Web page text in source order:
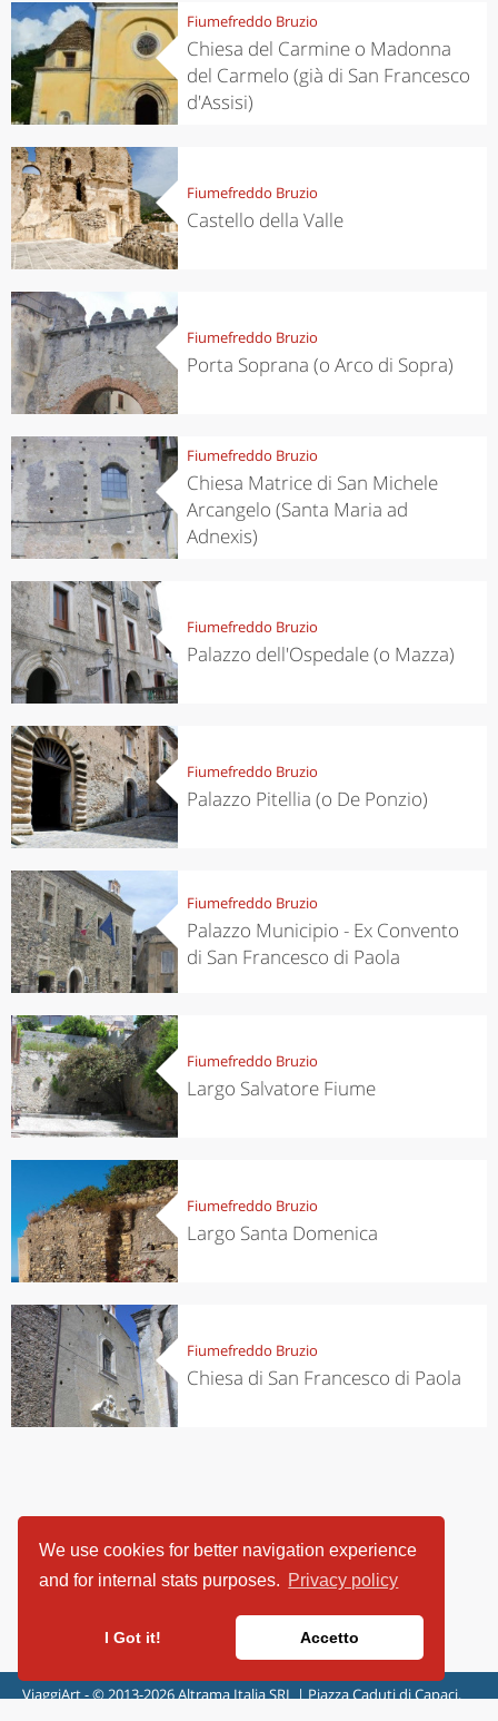
We use cookies for better navigation experience
and for internal stats purposes. Privacy policy
I Got it! Accetto
Fiumefreddo Bruzio
Chiesa del Carmine o Madonna
del Carmelo (già di San Francesco
d'Assisi)
Fiumefreddo Bruzio
Castello della Valle
Fiumefreddo Bruzio
Porta Soprana (o Arco di Sopra)
Fiumefreddo Bruzio
Chiesa Matrice di San Michele
Arcangelo (Santa Maria ad
Adnexis)
Fiumefreddo Bruzio
Palazzo dell'Ospedale (o Mazza)
Fiumefreddo Bruzio
Palazzo Pitellia (o De Ponzio)
Fiumefreddo Bruzio
Palazzo Municipio - Ex Convento
di San Francesco di Paola
Fiumefreddo Bruzio
Largo Salvatore Fiume
Fiumefreddo Bruzio
Largo Santa Domenica
Fiumefreddo Bruzio
Chiesa di San Francesco di Paola
ViaggiArt - © 2013-2026 Altrama Italia SRL | Piazza Caduti di Capaci,